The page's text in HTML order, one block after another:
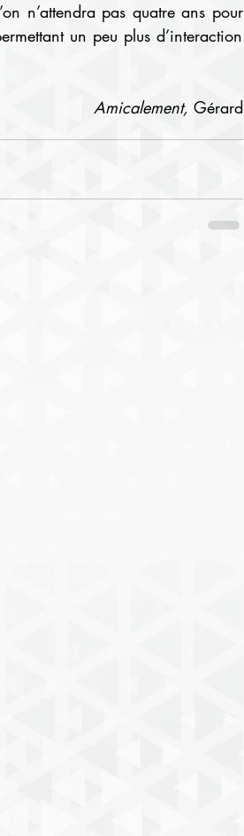
n’attendra pas quatre ans pour
un peu plus d’interaction
Amicalement, Gérard